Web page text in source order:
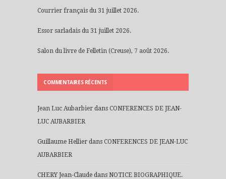
Courrier français du 31 juillet 2026.
Essor sarladais du 31 juillet 2026.
Salon du livre de Felletin (Creuse), 7 août 2026.
COMMENTAIRES RÉCENTS
Jean Luc Aubarbier dans CONFERENCES DE JEAN-
LUC AUBARBIER
Guillaume Hellier dans CONFERENCES DE JEAN-LUC
AUBARBIER
CHERY Jean-Claude dans NOTICE BIOGRAPHIQUE.